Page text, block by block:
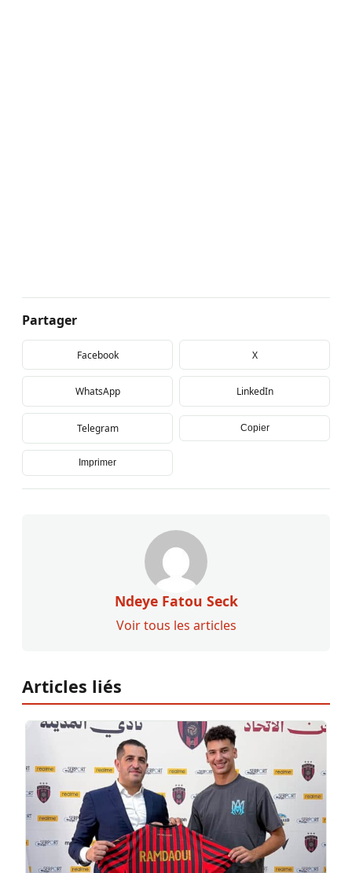
Partager
Facebook X
WhatsApp LinkedIn
Telegram Copier
Imprimer
Ndeye Fatou Seck
Voir tous les articles
Articles liés